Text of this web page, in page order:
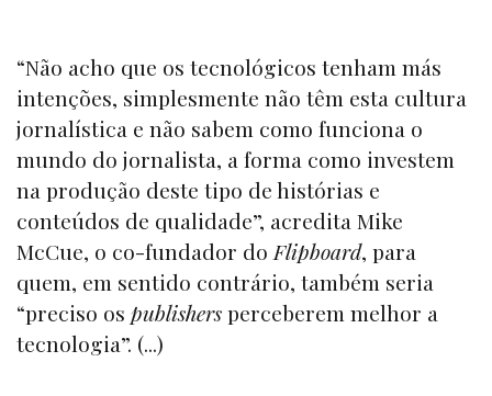
“Não acho que os tecnológicos tenham más
intenções, simplesmente não têm esta cultura
jornalística e não sabem como funciona o
mundo do jornalista, a forma como investem
na produção deste tipo de histórias e
conteúdos de qualidade”, acredita Mike
McCue, o co-fundador do Flipboard, para
quem, em sentido contrário, também seria
“preciso os publishersperceberem melhor a
tecnologia”. (...)